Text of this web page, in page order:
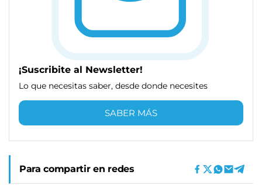
¡Suscribite al Newsletter!
Lo que necesitas saber, desde donde necesites
SABER MÁS
Para compartir en redes